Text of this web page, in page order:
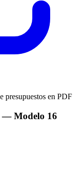
— Modelo 16